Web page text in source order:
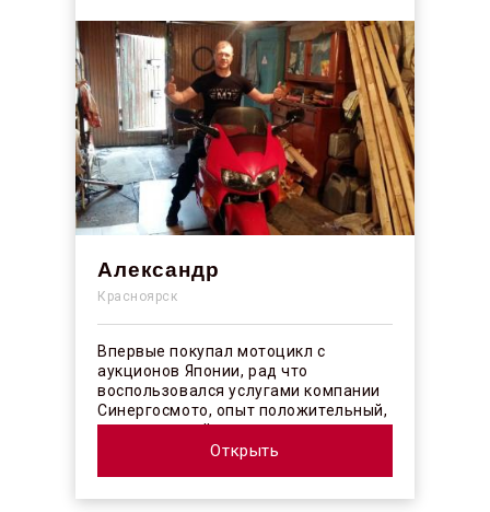
Александр
Красноярск
Впервые покупал мотоцикл с
аукционов Японии, рад что
воспользовался услугами компании
Синергосмото, опыт положительный,
коллектив действительно
профессионалы своего ...
Открыть